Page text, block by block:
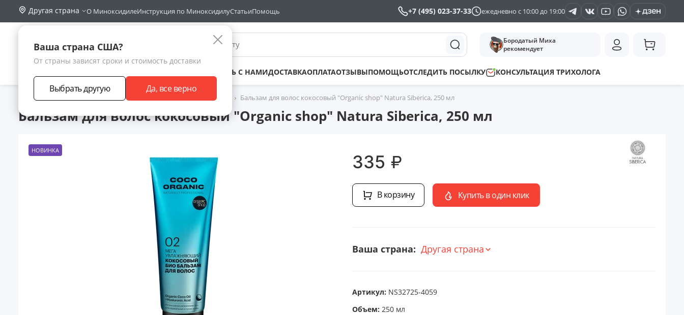
Другая страна
Ваша страна США?
От страны зависят сроки и стоимость доставки
Выбрать другую Да, все верно
О МиноксидилеИнструкция по МиноксидилуСтатьиПомощь +7 (495) 023-37-33 ежедневно с 10:00 до 19:00
Поиск по сайту
Бородатый Миха
рекомендует
ЗАРАБОТАТЬ С НАМИДОСТАВКАОПЛАТАОТЗЫВЫПОМОЩЬОТСЛЕДИТЬ ПОСЫЛКУ КОНСУЛЬТАЦИЯ ТРИХОЛОГА
Главная Уход за волосами Кондиционер Бальзам для волос кокосовый "Organic shop" Natura Siberica, 250 мл
Бальзам для волос кокосовый "Organic shop" Natura Siberica, 250 мл
НОВИНКА
335 ₽
В корзину Купить в один клик
Ваша страна: Другая страна
Артикул: NS32725-4059
Объем: 250 мл